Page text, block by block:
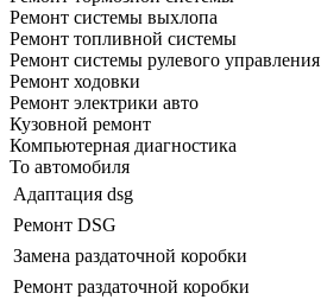
Ремонт системы выхлопа
Ремонт топливной системы
Ремонт системы рулевого управления
Ремонт ходовки
Ремонт электрики авто
Кузовной ремонт
Компьютерная диагностика
То автомобиля
Адаптация dsg
Ремонт DSG
Замена раздаточной коробки
Ремонт раздаточной коробки